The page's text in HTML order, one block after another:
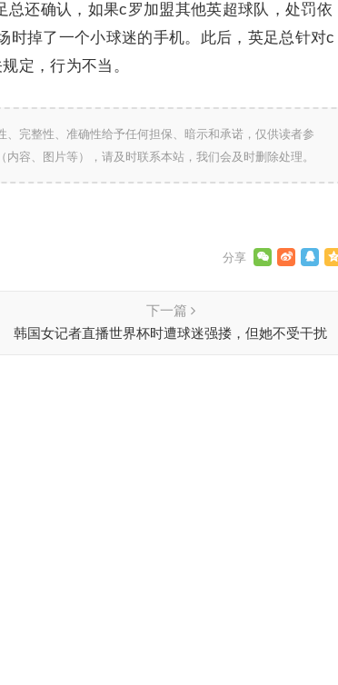
还确认，如果c罗加盟其他英超球队，处罚依
时掉了一个小球迷的手机。此后，英足总针对c
定，行为不当。
完整性、准确性给予任何担保、暗示和承诺，仅供读者参
容、图片等），请及时联系本站，我们会及时删除处理。
下一篇
韩国女记者直播世界杯时遭球迷强搂，但她不受干扰